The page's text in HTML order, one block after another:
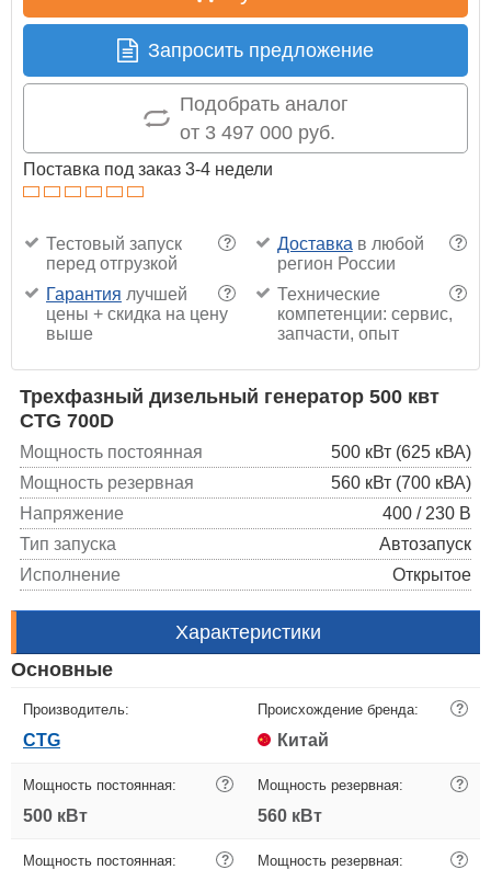
Запросить предложение
Подобрать аналог
от 3 497 000 руб.
Поставка под заказ 3-4 недели
?
Тестовый запуск
перед отгрузкой
?
Доставка в любой
регион России
?
Гарантия лучшей
цены + скидка на цену
выше
?
Технические
компетенции: сервис,
запчасти, опыт
Трехфазный дизельный генератор 500 квт
CTG 700D
Мощность постоянная
500 кВт (625 кВА)
Мощность резервная
560 кВт (700 кВА)
Напряжение
400 / 230 В
Тип запуска
Автозапуск
Исполнение
Открытое
Характеристики
Основные
Производитель:
CTG
Происхождение бренда: ?
Китай
Мощность постоянная: ?
500 кВт
Мощность резервная: ?
560 кВт
Мощность постоянная: ? Мощность резервная: ?